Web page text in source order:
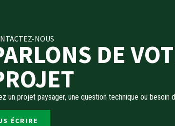
NOUS
DE
un projet paysager, une question technique ou besoin
ÉCRIRE